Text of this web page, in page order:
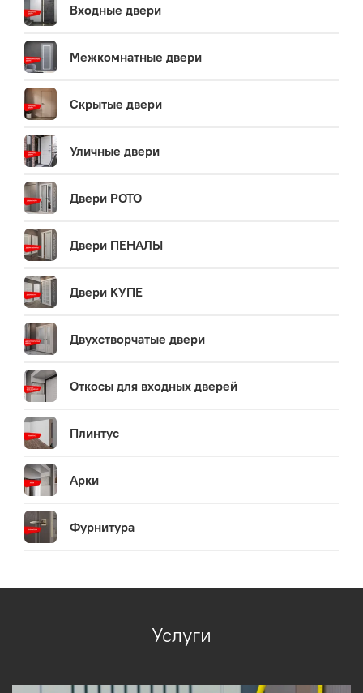
Входные двери
Межкомнатные двери
Скрытые двери
Уличные двери
Двери РОТО
Двери ПЕНАЛЫ
Двери КУПЕ
Двухстворчатые двери
Откосы для входных дверей
Плинтус
Арки
Фурнитура
Услуги